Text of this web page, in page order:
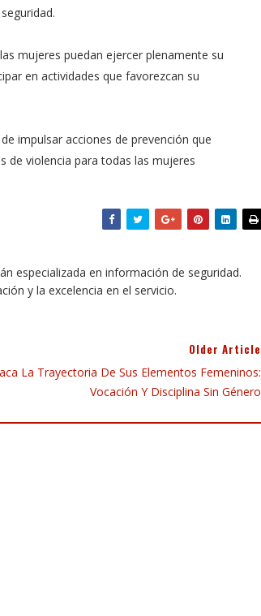
mujeres puedan ejercer plenamente su
en actividades que favorezcan su
impulsar acciones de prevención que
de violencia para todas las mujeres
especializada en información de seguridad.
y la excelencia en el servicio.
Older Article
La Trayectoria De Sus Elementos Femeninos:
Vocación Y Disciplina Sin Género